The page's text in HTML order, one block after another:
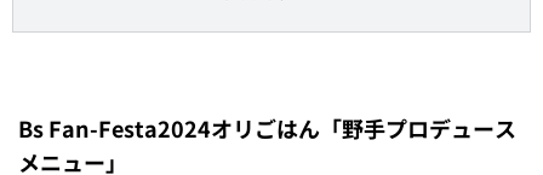
田嶋投手のチーズドッグ&ポテト